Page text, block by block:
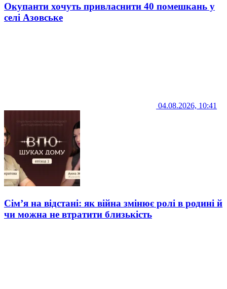
Окупанти хочуть привласнити 40 помешкань у
селі Азовське
04.08.2026, 10:41
Сім’я на відстані: як війна змінює ролі в родині й
чи можна не втратити близькість